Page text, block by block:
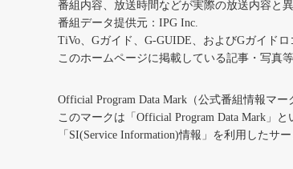
番組内容、放送時間などが実際の放送内容と
番組データ提供元：IPG Inc.
TiVo、Gガイド、G-GUIDE、およびGガイド
このホームページに掲載している記事・写真
Official Program Data Mark（公式番組情報マー
このマークは「Official Program Data Mark」
「SI(Service Information)情報」を利用したサ